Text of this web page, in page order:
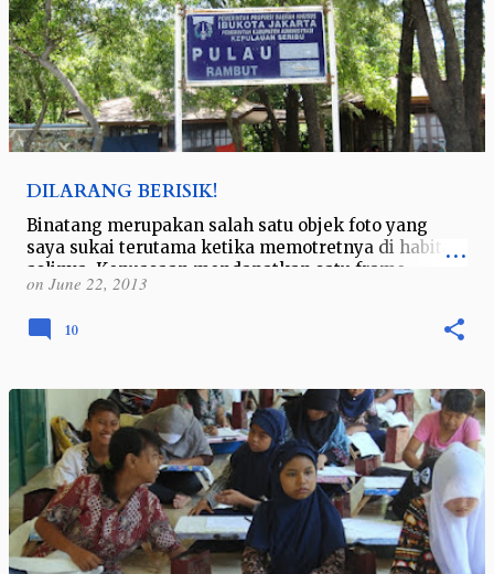
DILARANG BERISIK!
Binatang merupakan salah satu objek foto yang
saya sukai terutama ketika memotretnya di habitat
aslinya. Kepuasaan mendapatkan satu frame
ekspresi binatang di alam liar itu bikin…
on June 22, 2013
10